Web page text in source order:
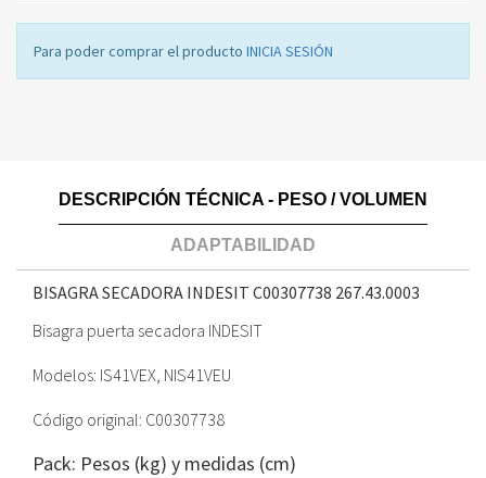
Para poder comprar el producto INICIA SESIÓN
DESCRIPCIÓN TÉCNICA - PESO / VOLUMEN
ADAPTABILIDAD
BISAGRA SECADORA INDESIT C00307738 267.43.0003
Bisagra puerta secadora INDESIT
Modelos: IS41VEX, NIS41VEU
Código original: C00307738
Pack: Pesos (kg) y medidas (cm)